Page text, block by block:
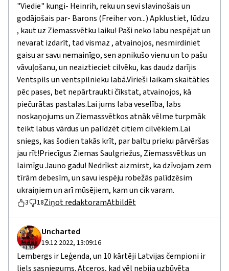
"Viedie" kungi- Heinrih, reku un sevi slavinošais un
godājošais par- Barons (Freiher von...) Apklustiet, lūdzu
, kaut uz Ziemassvētku laiku! Paši neko labu nespējat un
nevarat izdarīt, tad vismaz , atvainojos, nesmirdiniet
gaisu ar savu nemainīgo, sen apnikušo vienu un to pašu
vāvuļošanu, un neaiztieciet cilvēku, kas daudz darījis
Ventspils un ventspilnieku labā.Vīrieši laikam skaitāties
pēc pases, bet nepārtraukti čīkstat, atvainojos, kā
piečurātas pastalas.Lai jums laba veselība, labs
noskaņojums un Ziemassvētkos atnāk vēlme turpmāk
teikt labus vārdus un palīdzēt citiem cilvēkiem.Lai
sniegs, kas šodien takās krīt, par baltu prieku pārvēršas
jau rīt!Priecīgus Ziemas Saulgriežus, Ziemassvētkus un
laimīgu Jauno gadu! Nedrīkst aizmirst, ka dzīvojam zem
tīrām debesīm, un savu iespēju robežās palīdzēsim
ukraiņiem un arī mūsējiem, kam un cik varam.
3 18Ziņot redaktoramAtbildēt
Uncharted
19.12.2022, 13:09:16
Lembergs ir Leģenda, un 10 kārtēji Latvijas čempioni ir
liels sasniegums. Atceros, kad vēl nebija uzbūvēta